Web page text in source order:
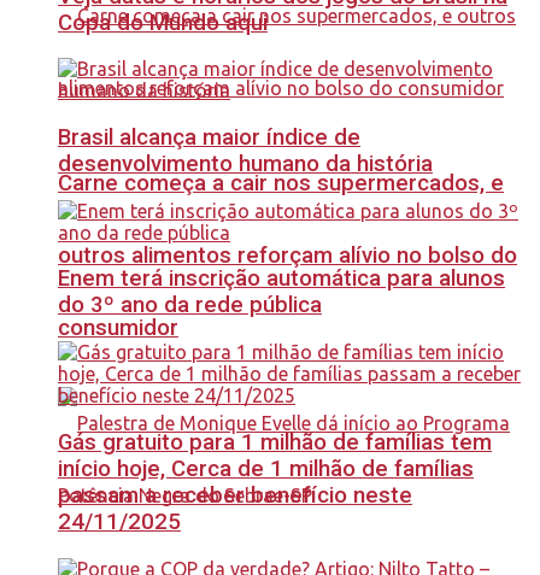
Carne começa a cair nos supermercados, e
outros alimentos reforçam alívio no bolso do
consumidor
Copa do Mundo aqui
Brasil alcança maior índice de
desenvolvimento humano da história
Enem terá inscrição automática para alunos
do 3º ano da rede pública
Gás gratuito para 1 milhão de famílias tem
início hoje, Cerca de 1 milhão de famílias
passam a receber benefício neste
24/11/2025